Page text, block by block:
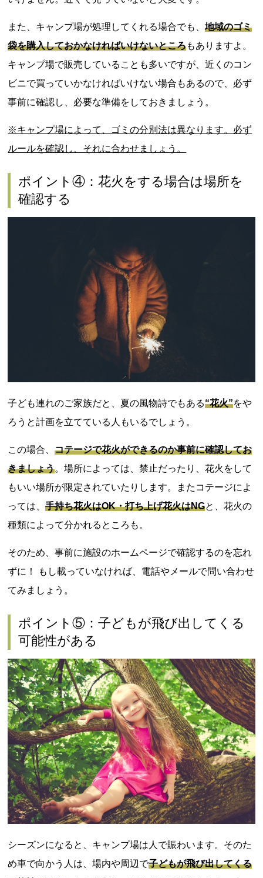
また、キャンプ場が処理してくれる場合でも、地域のゴミ
袋を購入しておかなければいけないところもありますよ。
キャンプ場で販売していることも多いですが、近くのコン
ビニで買っていかなければいけない場合もあるので、必ず
事前に確認し、必要な準備をしておきましょう。
※キャンプ場によって、ゴミの分別法は異なります。必ず
ルールを確認し、それに合わせましょう。
ポイント④：花火をする場合は場所を
確認する
子ども連れのご家族だと、夏の風物詩でもある“花火”をや
ろうと計画を立てている人もいるでしょう。
この場合、コテージで花火ができるのか事前に確認してお
きましょう。場所によっては、禁止だったり、花火をして
もいい場所が限定されていたりします。またコテージによ
っては、手持ち花火はOK・打ち上げ花火はNGと、花火の
種類によって分かれるところも。
そのため、事前に施設のホームページで確認するのを忘れ
ずに！ もし載っていなければ、電話やメールで問い合わせ
てみましょう。
ポイント⑤：子どもが飛び出してくる
可能性がある
シーズンになると、キャンプ場は人で賑わいます。そのた
め車で向かう人は、場内や周辺で子どもが飛び出してくる